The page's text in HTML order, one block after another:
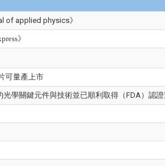
of applied physics》
》
可量產上市
學關鍵元件與技術並已順利取得（FDA）認證